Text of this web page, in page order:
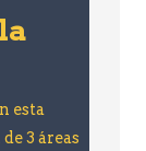
esta
3 áreas